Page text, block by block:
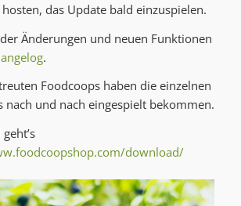
das Update bald einzuspielen.
Änderungen und neuen Funktionen
.
Foodcoops haben die einzelnen
nach und nach eingespielt bekommen.
download/